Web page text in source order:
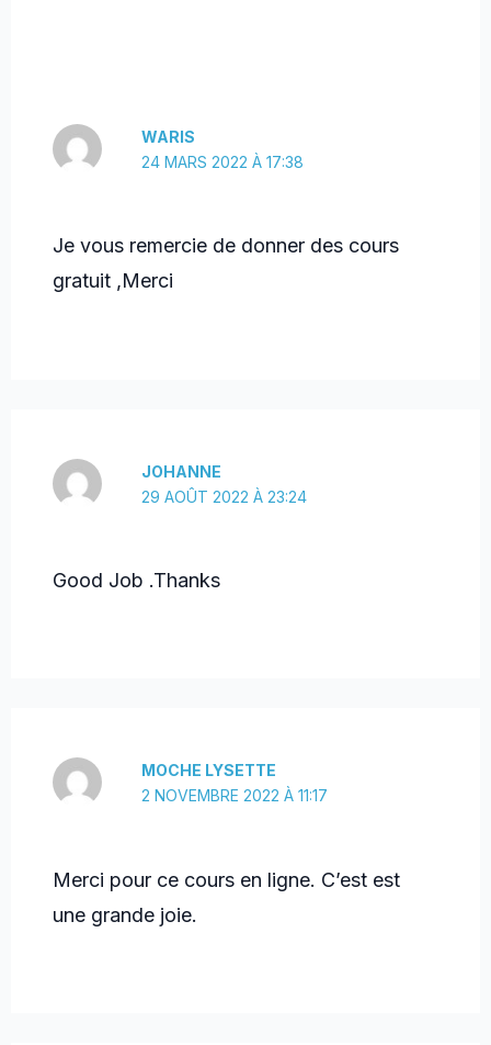
WARIS
24 MARS 2022 À 17:38
Je vous remercie de donner des cours
gratuit ,Merci
JOHANNE
29 AOÛT 2022 À 23:24
Good Job .Thanks
MOCHE LYSETTE
2 NOVEMBRE 2022 À 11:17
Merci pour ce cours en ligne. C’est est
une grande joie.